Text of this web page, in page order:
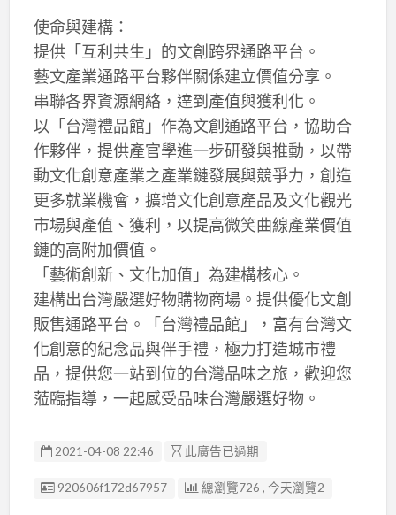
使命與建構：
提供「互利共生」的文創跨界通路平台。
藝文產業通路平台夥伴關係建立價值分享。
串聯各界資源網絡，達到產值與獲利化。
以「台灣禮品館」作為文創通路平台，協助合
作夥伴，提供產官學進一步研發與推動，以帶
動文化創意產業之產業鏈發展與競爭力，創造
更多就業機會，擴增文化創意產品及文化觀光
市場與產值、獲利，以提高微笑曲線產業價值
鏈的高附加價值。
「藝術創新、文化加值」為建構核心。
建構出台灣嚴選好物購物商場。提供優化文創
販售通路平台。「台灣禮品館」，富有台灣文
化創意的紀念品與伴手禮，極力打造城市禮
品，提供您一站到位的台灣品味之旅，歡迎您
蒞臨指導，一起感受品味台灣嚴選好物。
2021-04-08 22:46 此廣告已過期
廣告编號
920606f172d67957 總瀏覽726 , 今天瀏覽2